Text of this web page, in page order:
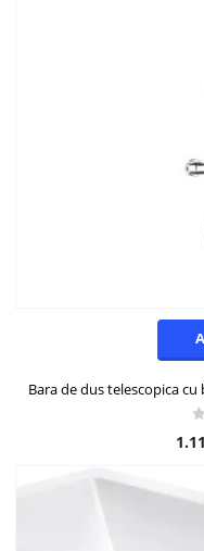
Bara de dus telescopica